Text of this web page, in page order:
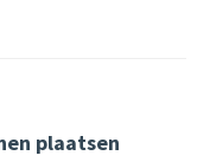
plaatsen